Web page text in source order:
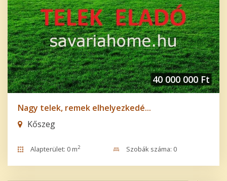
40 000 000 Ft
Nagy telek, remek elhelyezkedé...
Kőszeg
Alapterület: 0 m2 Szobák száma: 0